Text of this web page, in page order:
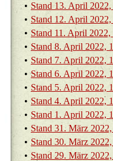
• Stand 13. April
• Stand 12. April
• Stand 11. April
• Stand 8. April 2022,
• Stand 7. April 2022,
• Stand 6. April 2022,
• Stand 5. April 2022,
• Stand 4. April 2022,
• Stand 1. April 2022,
• Stand 31. März
• Stand 30. März
• Stand 29. März